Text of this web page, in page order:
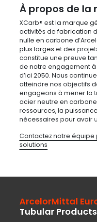
À propos de la
XCarb® est la marque
activités de fabrication
nulle en carbone
plus larges et des
constitue une preuve
de notre engagement
d’ici 2050. Nous
atteindre nos objectifs
engageons à mener la
acier neutre en
ressources, la
nécessaires pour avoir
Contactez notre équipe
solutions
ArcelorMittal
Tubular Products